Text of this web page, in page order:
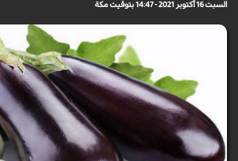
السبت 16 أكتوبر 2021 - 14:47 بتوقيت مكة